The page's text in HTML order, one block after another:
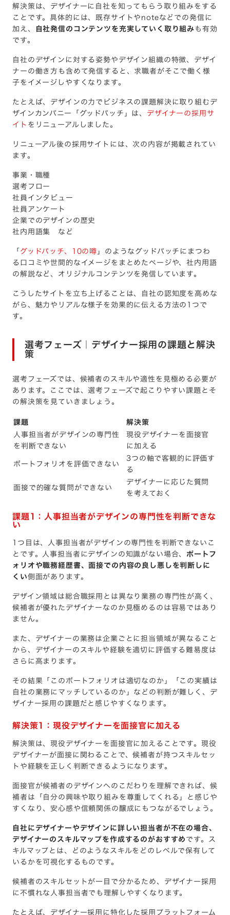
解決策は、デザイナーに自社を知ってもらう取り組みをする
ことです。具体的には、既存サイトやnoteなどでの発信に
加え、
自社発信のコンテンツを充実していく取り組みも有効
です。
自社のデザインに対する姿勢やデザイン組織の特徴、デザイ
ナーの働き方も含めて発信すると、求職者がそこで働く様
子をイメージしやすくなります。
たとえば、デザインの力でビジネスの課題解決に取り組むデ
ザインカンパニー「グッドパッチ」は、 デザイナーの採用サ
イトをリニューアルしました。
リニューアル後の採用サイトには、次の内容が掲載されてい
ます。
事業・職種
選考フロー
社員インタビュー
社員アンケート
企業でのデザインの歴史
社内用語集 など
「グッドパッチ、10の噂」のようなグッドパッチにまつわ
る口コミや世間的なイメージをまとめたページや、社内用語
の解説など、オリジナルコンテンツを発信しています。
こうしたサイトを立ち上げることは、自社の認知度を高めな
がら、魅力やリアルな様子を効果的に伝える方法の1つで
す。
選考フェーズ｜デザイナー採用の課題と解決
策
選考フェーズでは、候補者のスキルや適性を見極める必要が
あります。ここでは、選考フェーズで起こりやすい課題とそ
の解決策を見ていきましょう。
課題
解決策
人事担当者がデザインの専門性
を判断できない
現役デザイナーを面接官
に加える
ポートフォリオを評価できない
3つの軸で客観的に評価す
る
面接で的確な質問ができない
デザイナーに応じた質問
を考えておく
課題1：人事担当者がデザインの専門性を判断できな
い
1つ目は、人事担当者がデザインの専門性を判断できないこ
とです。人事担当者にデザインの知識がない場合、ポートフ
ォリオや職務経歴書、面接での内容の良し悪しを判断しに
くい側面があります。
デザイン領域は総合職採用とは異なり業務の専門性が高く、
候補者が優れたデザイナーなのか見極めるのは容易ではあり
ません。
また、デザイナーの業務は企業ごとに担当領域が異なること
から、デザイナーのスキルや経験を適切に評価する難易度は
さらに高まります。
その結果「このポートフォリオは適切なのか」「この実績は
自社の業務にマッチしているのか」などの判断が難しく、デ
ザイナー採用の課題だと感じやすくなります。
解決策1：現役デザイナーを面接官に加える
解決策は、現役デザイナーを面接官に加えることです。現役
デザイナーが面接に関わることで、候補者が持つスキルセッ
トや経験を正しく判断できるようになります。
面接官が候補者のデザインへのこだわりを理解できれば、候
補者は「自分の興味や取り組みを尊重してくれる」と感じや
すくなり、安心感や信頼関係の醸成にもつながるでしょう。
自社にデザイナーやデザインに詳しい担当者が不在の場合、
デザイナーのスキルマップを作成するのがおすすめです。ス
キルマップとは、どのようなスキルをどのレベルで保有して
いるかを可視化するものです。
候補者のスキルセットが一目で分かるため、デザイナー採用
に不慣れな人事担当者でも理解しやすくなります。
たとえば、デザイナー採用に特化した採用プラットフォーム